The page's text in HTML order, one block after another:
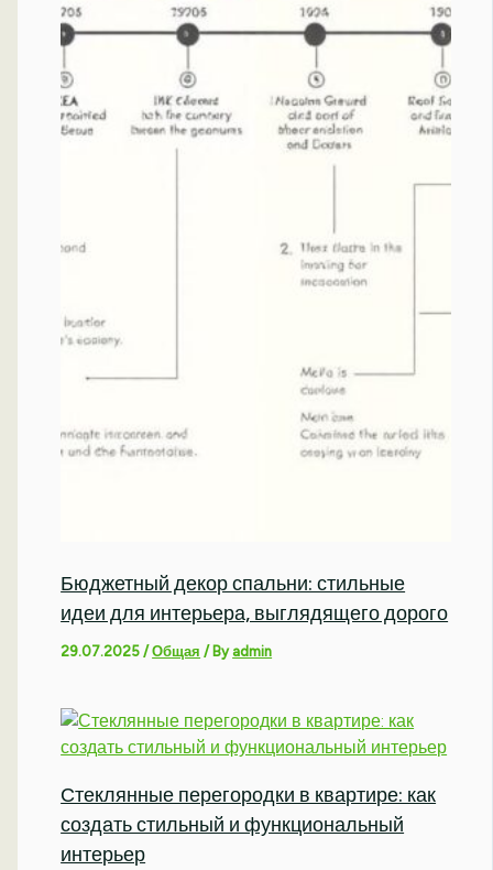
Бюджетный декор спальни: стильные
идеи для интерьера, выглядящего дорого
29.07.2025/Общая / Byadmin
Стеклянные перегородки в квартире: как
создать стильный и функциональный
интерьер